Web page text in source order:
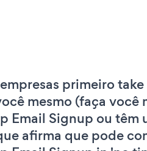
primeiro
mesmo (faça você
Email Signup ou têm
afirma que pode